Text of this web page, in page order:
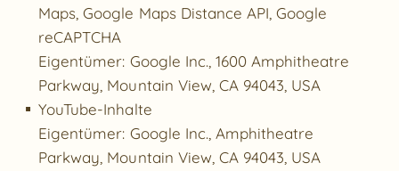
Maps, Google Maps Distance API, Google
reCAPTCHA
Eigentümer: Google Inc., 1600 Amphitheatre
Parkway, Mountain View, CA 94043, USA
YouTube-Inhalte
Eigentümer: Google Inc., Amphitheatre
Parkway, Mountain View, CA 94043, USA